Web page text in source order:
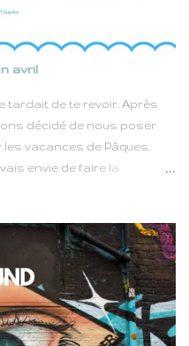
avril
tardait de te revoir. Après
décidé de nous poser
vacances de Pâques.
envie de faire la
mais pas si petite non
laisser suffisamment de
de vacances pour alterner
Ils sont nombreux à
se perdre dans les ruelles
délice. Que Lindos attire